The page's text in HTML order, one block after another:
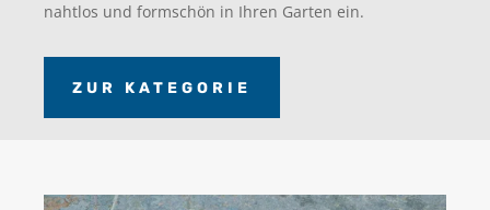
nahtlos und formschön in Ihren Garten ein.
ZUR KATEGORIE